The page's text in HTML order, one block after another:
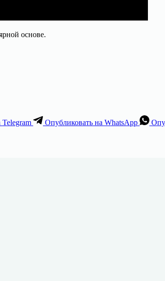
основе.
Опубликовать на WhatsApp